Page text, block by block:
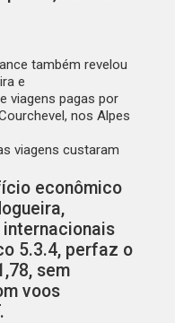
também revelou
e
viagens pagas por
nos Alpes
viagens custaram
econômico
5.3.4, perfaz o
sem
voos